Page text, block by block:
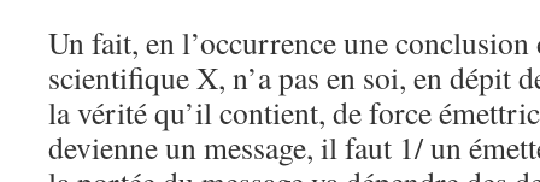
Un fait, en l’occurrence une conclusion
scientifique X, n’a pas en soi, en dépit
la vérité qu’il contient, de force
devienne un message, il faut 1/ un